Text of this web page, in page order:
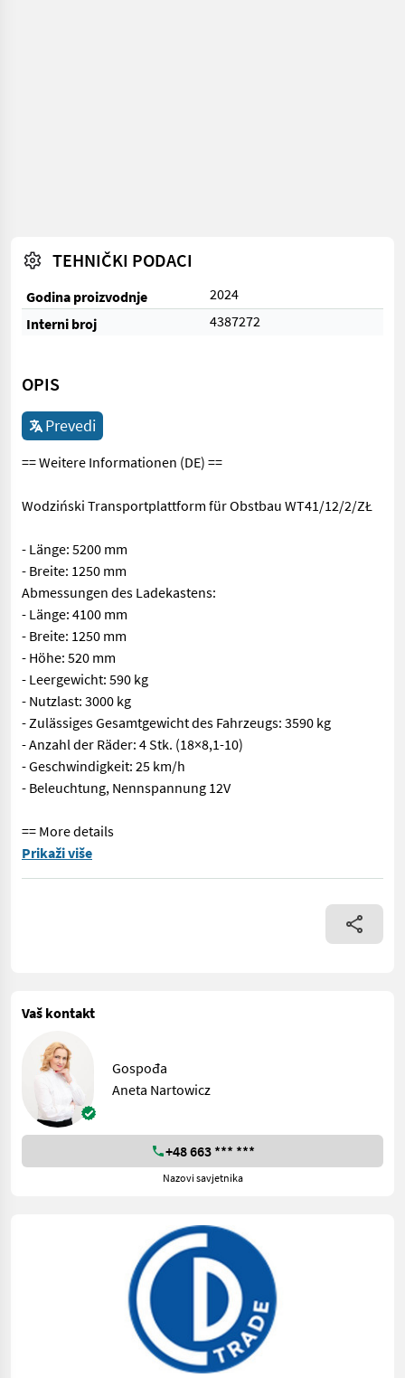
TEHNIČKI PODACI
Godina proizvodnje
2024
Interni broj
4387272
OPIS
Prevedi
== Weitere Informationen (DE) ==
Wodziński Transportplattform für Obstbau WT41/12/2/ZŁ
- Länge: 5200 mm
- Breite: 1250 mm
Abmessungen des Ladekastens:
- Länge: 4100 mm
- Breite: 1250 mm
- Höhe: 520 mm
- Leergewicht: 590 kg
- Nutzlast: 3000 kg
- Zulässiges Gesamtgewicht des Fahrzeugs: 3590 kg
- Anzahl der Räder: 4 Stk. (18×8,1-10)
- Geschwindigkeit: 25 km/h
- Beleuchtung, Nennspannung 12V
== More details
== Weitere Informationen (DE) == Wodziński
Prikaži više
Vaš kontakt
Gospođa
Aneta Nartowicz
+48 663 *** ***
Nazovi savjetnika